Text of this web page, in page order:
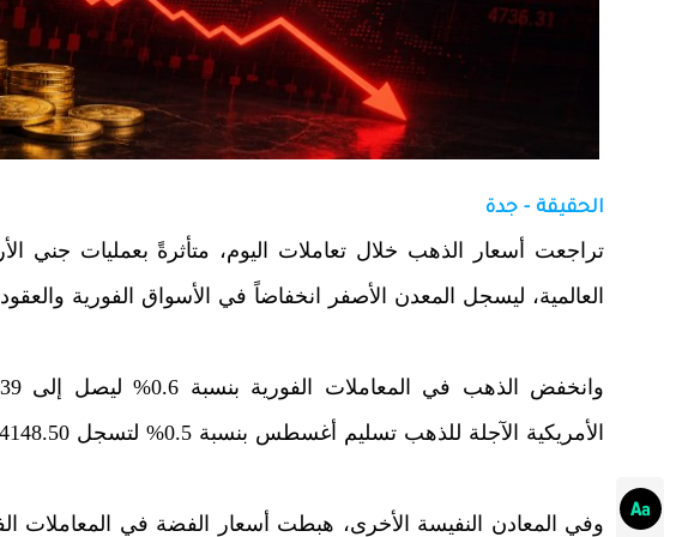
الحقيقة - جدة
تراجعت أسعار الذهب خلال تعاملات اليوم، متأثرةً بعمليات جني
العالمية، ليسجل المعدن الأصفر انخفاضاً في الأسواق الفورية والعقود
الأمريكية الآجلة للذهب تسليم أغسطس بنسبة 0.5% لتسجل 4148.50 دولاراً للأوقية.